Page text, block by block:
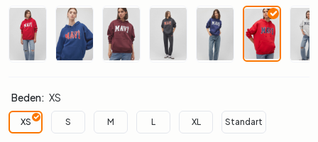
Beden: XS
XS S M L XL Standart